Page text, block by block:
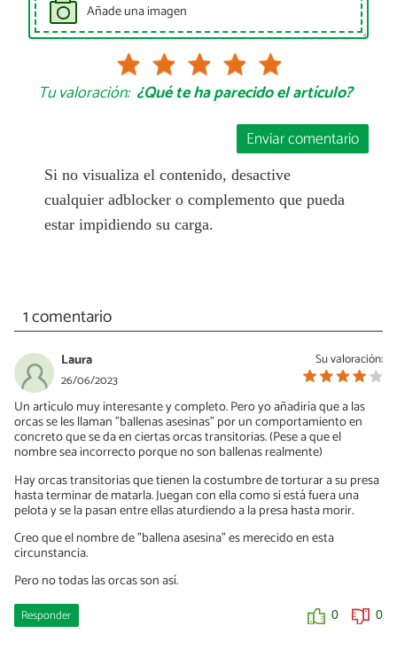
Añade una imagen
Tu valoración: ¿Qué te ha parecido el artículo?
Enviar comentario
Si no visualiza el contenido, desactive
cualquier adblocker o complemento que pueda
estar impidiendo su carga.
1 comentario
Su valoración:
Laura
26/06/2023
Un artículo muy interesante y completo. Pero yo añadiría que a las
orcas se les llaman "ballenas asesinas" por un comportamiento en
concreto que se da en ciertas orcas transitorias. (Pese a que el
nombre sea incorrecto porque no son ballenas realmente)
Hay orcas transitorias que tienen la costumbre de torturar a su presa
hasta terminar de matarla. Juegan con ella como si está fuera una
pelota y se la pasan entre ellas aturdiendo a la presa hasta morir.
Creo que el nombre de "ballena asesina" es merecido en esta
circunstancia.
Pero no todas las orcas son así.
Responder 0 0